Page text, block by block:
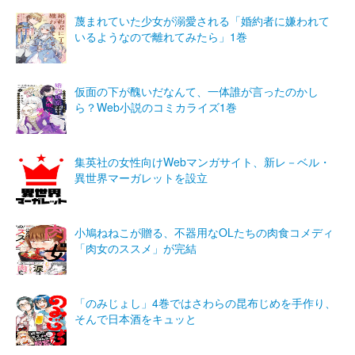
蔑まれていた少女が溺愛される「婚約者に嫌われて
いるようなので離れてみたら」1巻
仮面の下が醜いだなんて、一体誰が言ったのかし
ら？Web小説のコミカライズ1巻
集英社の女性向けWebマンガサイト、新レ－ベル・
異世界マーガレットを設立
小鳩ねねこが贈る、不器用なOLたちの肉食コメディ
「肉女のススメ」が完結
「のみじょし」4巻ではさわらの昆布じめを手作り、
そんで日本酒をキュッと